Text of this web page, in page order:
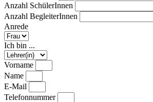
Anzahl SchülerInnen
Anzahl BegleiterInnen
Anrede
Ich bin ...
Vorname
Name
E-Mail
Telefonnummer